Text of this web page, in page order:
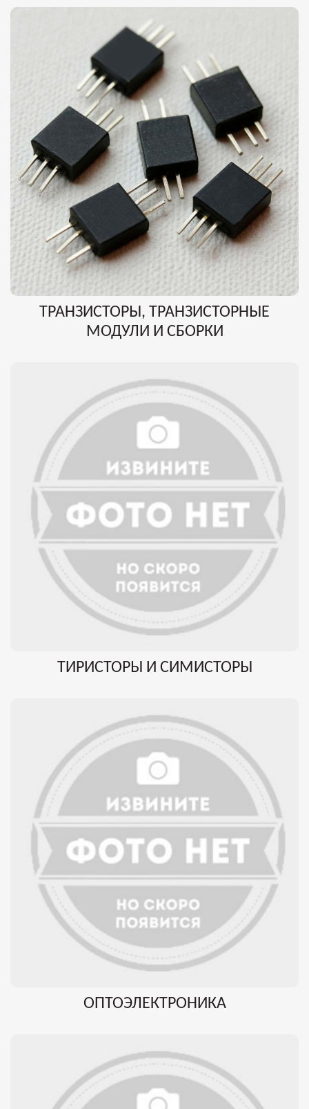
ТРАНЗИСТОРЫ, ТРАНЗИСТОРНЫЕ
МОДУЛИ И СБОРКИ
ТИРИСТОРЫ И СИМИСТОРЫ
ОПТОЭЛЕКТРОНИКА